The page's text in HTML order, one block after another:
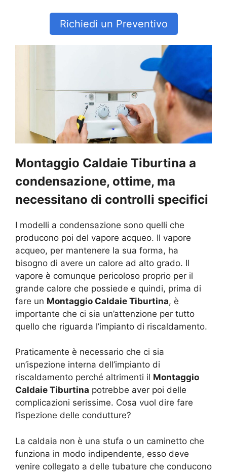
Richiedi un Preventivo
Montaggio Caldaie Tiburtina a
condensazione, ottime, ma
necessitano di controlli specifici
I modelli a condensazione sono quelli che
producono poi del vapore acqueo. Il vapore
acqueo, per mantenere la sua forma, ha
bisogno di avere un calore ad alto grado. Il
vapore è comunque pericoloso proprio per il
grande calore che possiede e quindi, prima di
fare un Montaggio Caldaie Tiburtina, è
importante che ci sia un’attenzione per tutto
quello che riguarda l’impianto di riscaldamento.
Praticamente è necessario che ci sia
un’ispezione interna dell’impianto di
riscaldamento perché altrimenti il Montaggio
Caldaie Tiburtina potrebbe aver poi delle
complicazioni serissime. Cosa vuol dire fare
l’ispezione delle condutture?
La caldaia non è una stufa o un caminetto che
funziona in modo indipendente, esso deve
venire collegato a delle tubature che conducono